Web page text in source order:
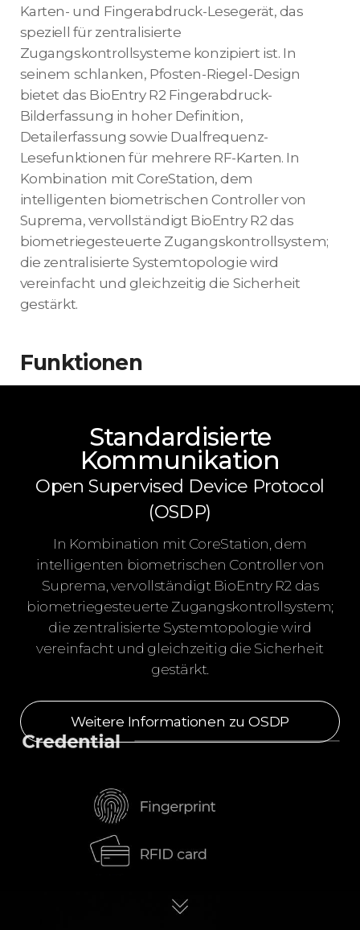
Karten- und Fingerabdruck-Lesegerät, das
speziell für zentralisierte
Zugangskontrollsysteme konzipiert ist. In
seinem schlanken, Pfosten-Riegel-Design
bietet das BioEntry R2 Fingerabdruck-
Bilderfassung in hoher Definition,
Detailerfassung sowie Dualfrequenz-
Lesefunktionen für mehrere RF-Karten. In
Kombination mit CoreStation, dem
intelligenten biometrischen Controller von
Suprema, vervollständigt BioEntry R2 das
biometriegesteuerte Zugangskontrollsystem;
die zentralisierte Systemtopologie wird
vereinfacht und gleichzeitig die Sicherheit
gestärkt.
Funktionen
Standardisierte
Kommunikation
Open Supervised Device Protocol
(OSDP)
In Kombination mit CoreStation, dem
intelligenten biometrischen Controller von
Suprema, vervollständigt BioEntry R2 das
biometriegesteuerte Zugangskontrollsystem;
die zentralisierte Systemtopologie wird
vereinfacht und gleichzeitig die Sicherheit
gestärkt.
Weitere Informationen zu OSDP